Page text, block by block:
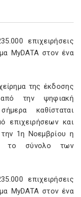
επιχειρήσεις
MyDATA στον ένα
της έκδοσης
από την ψηφιακή
καθίσταται
επιχειρήσεων και
1η Νοεμβρίου η
το σύνολο των
επιχειρήσεις
MyDATA στον ένα